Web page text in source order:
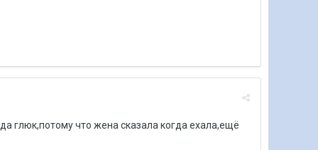
глюк,потому что жена сказала когда ехала,ещё